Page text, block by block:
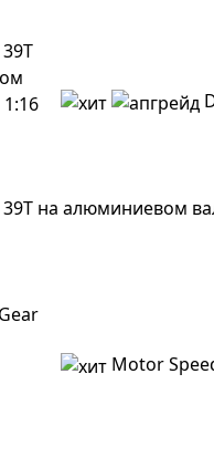
на алюминиевом
Motor